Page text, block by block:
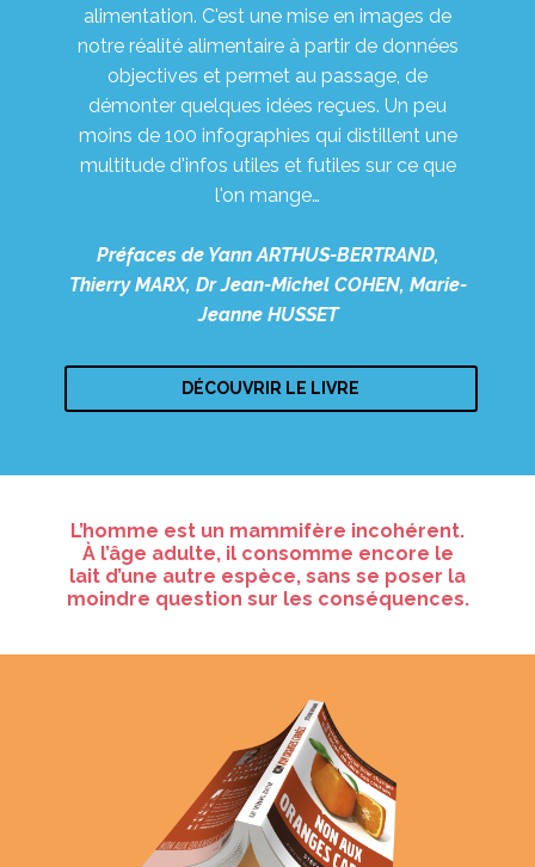
alimentation. C'est une mise en images de
notre réalité alimentaire à partir de données
objectives et permet au passage, de
démonter quelques idées reçues. Un peu
moins de 100 infographies qui distillent une
multitude d'infos utiles et futiles sur ce que
l'on mange…
Préfaces de Yann ARTHUS-BERTRAND,
Thierry MARX, Dr Jean-Michel COHEN, Marie-
Jeanne HUSSET
DÉCOUVRIR LE LIVRE
L’homme est un mammifère incohérent.
À l’âge adulte, il consomme encore le
lait d’une autre espèce, sans se poser la
moindre question sur les conséquences.